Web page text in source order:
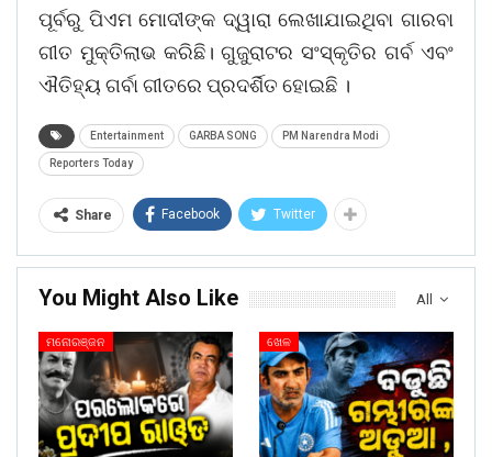
ପୂର୍ବରୁ ପିଏମ ମୋଦୀଙ୍କ ଦ୍ୱାରା ଲେଖାଯାଇଥିବା ଗାରବା
ଗୀତ ମୁକ୍ତିଲାଭ କରିଛି। ଗୁଜୁରାଟର ସଂସ୍କୃତିର ଗର୍ବ ଏବଂ
ଐତିହ୍ୟ ଗର୍ବା ଗୀତରେ ପ୍ରଦର୍ଶିତ ହୋଇଛି ।
Entertainment GARBA SONG PM Narendra Modi
Reporters Today
Share Facebook Twitter
All
You Might Also Like
ମନୋରଞ୍ଜନ ଖେଳ